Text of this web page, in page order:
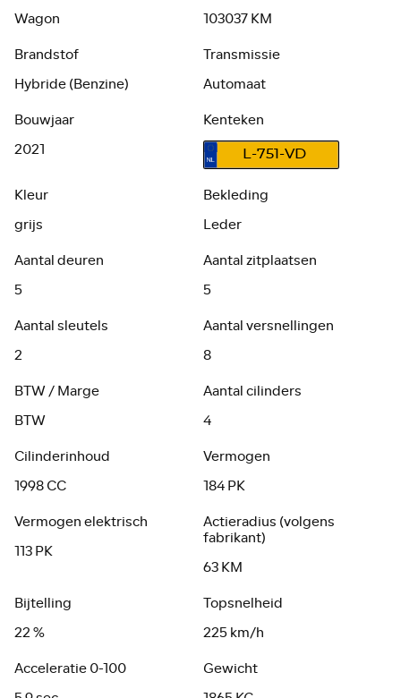
Wagon
103037 KM
Brandstof
Hybride (Benzine)
Transmissie
Automaat
Bouwjaar
2021
Kenteken
L-751-VD
Kleur
grijs
Bekleding
Leder
Aantal deuren
5
Aantal zitplaatsen
5
Aantal sleutels
2
Aantal versnellingen
8
BTW / Marge
BTW
Aantal cilinders
4
Cilinderinhoud
1998 CC
Vermogen
184 PK
Vermogen elektrisch
113 PK
Actieradius (volgens
fabrikant)
63 KM
Bijtelling
22 %
Topsnelheid
225 km/h
Acceleratie 0-100
Gewicht